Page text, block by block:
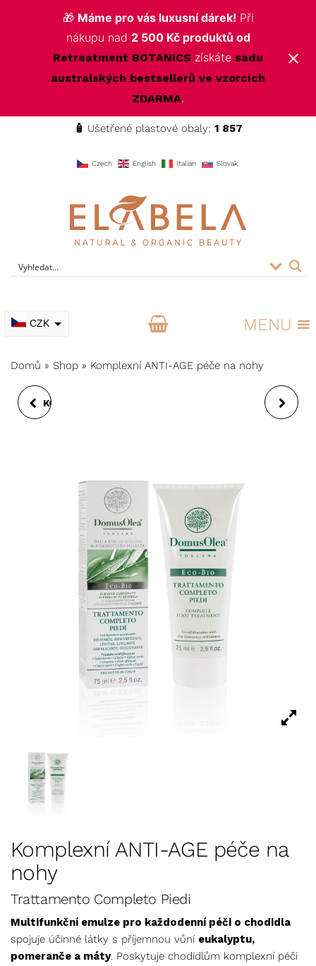
🎁 Máme pro vás luxusní dárek! Při
nákupu nad 2 500 Kč produktů od
Retreatment BOTANICS získáte sadu
australských bestsellerů ve vzorcích
ZDARMA.
🧴 Ušetřené plastové obaly: 1 857
Czech English Italian Slovak
ELABELA Beauty Kvalitní kosmetika pro vás
CZK MENU
Domů » Shop » Komplexní ANTI-AGE péče na nohy
KONTUROVACÍ TUŽKA
Komplexní ANTI-AGE péče na
nohy
Trattamento Completo Piedi
Multifunkční emulze pro každodenní péči o chodidla
spojuje účinné látky s příjemnou vůní eukalyptu,
pomeranče a máty. Poskytuje chodidlům komplexní péči